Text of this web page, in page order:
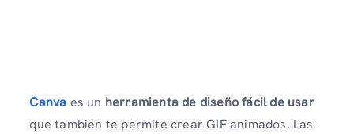
Canva es un herramienta de diseño fácil de usar
que también te permite crear GIF animados. Las